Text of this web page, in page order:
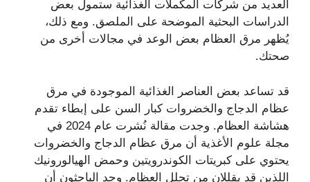
العديد من شركات المكملات الغذائية ستمول بعض
الدراسات البحثية الموضحة على الملصق. ومع ذلك،
يُظهر مرق العظام بعض الوعد في مجالات أخرى من
صحتك.
قد تساعد بعض العناصر الغذائية الموجودة في مرق
عظام الدجاج والخضروات كبار السن على إبطاء تقدم
هشاشة العظام. وجدت مقالة نُشرت عام 2024 في
مجلة علوم الأغذية أن مرق عظام الدجاج والخضروات
يحتوي على كبريتات الكوندرويتين وحمض الهيالورونيك
اللذين قد يقللان من تحلل العظام. وجد الباحثون أن